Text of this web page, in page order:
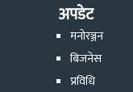
अपडेट
मनोरञ्जन
बिजनेस
प्रविधि